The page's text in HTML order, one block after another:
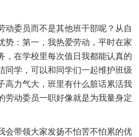
动委员而不是其他班干部呢？从自
势：第一，我热爱劳动，平时在家
，在学校里每次值日我都能认真的
同学，可以和同学们一起维护班级
高力气大，班里有什么脏话累活我
劳动委员一职好像就是为我量身定
会带领大家发扬不怕苦不怕累的优